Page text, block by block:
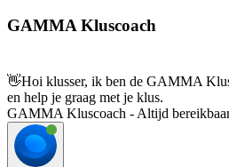
GAMMA Kluscoach
👋Hoi klusser, ik ben de GAMMA
en help je graag met je klus.
GAMMA Kluscoach - Altijd